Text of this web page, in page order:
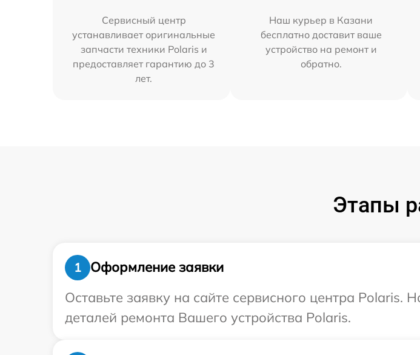
Сервисный центр
устанавливает оригинальные
запчасти техники Polaris и
предоставляет гарантию до 3
лет.
Наш курьер в Казани
бесплатно доставит ваше
устройство на ремонт и
обратно.
Этапы
1
Оформление заявки
Оставьте заявку на сайте сервисного центра Polaris.
деталей ремонта Вашего устройства Polaris.